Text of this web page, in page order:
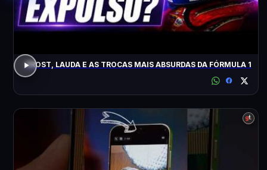
PROST, LAUDA E AS TROCAS MAIS ABSURDAS DA FÓRMULA 1